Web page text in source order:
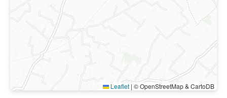
Leaflet | © OpenStreetMap & CartoDB